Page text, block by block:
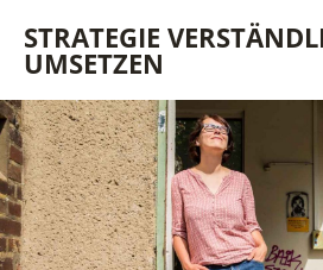
STRATEGIE
UMSETZEN